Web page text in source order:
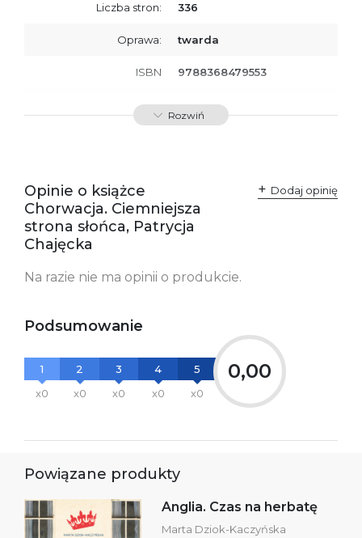
Liczba stron: 336
Oprawa: twarda
ISBN 9788368479553
SKU: K800949
kontakt@wydajenamsie.pl
+48 61 623 38 38
Ostrzeżenia oraz
bezpieczeństwa:
Rozwiń
Opinie o książce
Chorwacja. Ciemniejsza
strona słońca, Patrycja
Chajęcka
Dodaj opinię
Na razie nie ma opinii o produkcie.
Podsumowanie
1
x0
2
x0
3
x0
4
x0
5
x0
0,00
Powiązane produkty
Anglia. Czas na herbatę
Marta Dziok-Kaczyńska